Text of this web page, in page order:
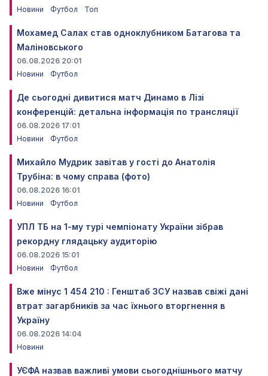
Новини
Футбол Топ
Мохамед Салах став одноклубником Батагова та
Маліновського
06.08.2026 20:01
Новини
Футбол
Де сьогодні дивитися матч Динамо в Лізі
конференцій: детальна інформація по трансляції
06.08.2026 17:01
Новини
Футбол
Михайло Мудрик завітав у гості до Анатолія
Трубіна: в чому справа (фото)
06.08.2026 16:01
Новини
Футбол
УПЛ ТБ на 1-му турі чемпіонату України зібрав
рекордну глядацьку аудиторію
06.08.2026 15:01
Новини
Футбол
Вже мінус 1 454 210 : Генштаб ЗСУ назвав свіжі дані
втрат загарбників за час їхнього вторгнення в
Україну
06.08.2026 14:04
Новини
УЄФА назвав важливі умови сьогоднішнього матчу